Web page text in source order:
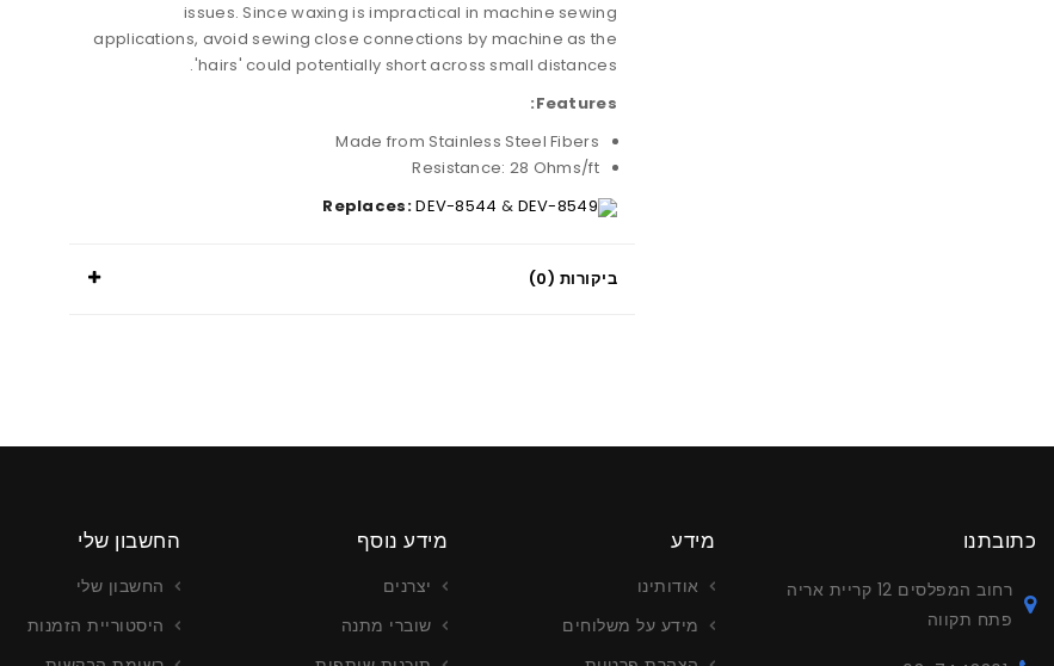
issues. Since waxing is impractical in machine sewing
applications, avoid sewing close connections by machine as the
'hairs' could potentially short across small distances.
Features:
Made from Stainless Steel Fibers
Resistance: 28 Ohms/ft
Replaces:DEV-8544 & DEV-8549
ביקורות (0)
כתובתנו
רחוב המפלסים 12 קריית אריה
פתח תקווה
מידע
אודותינו
מידע על משלוחים
מידע נוסף
יצרנים
שוברי מתנה
החשבון שלי
החשבון שלי
היסטוריית הזמנות